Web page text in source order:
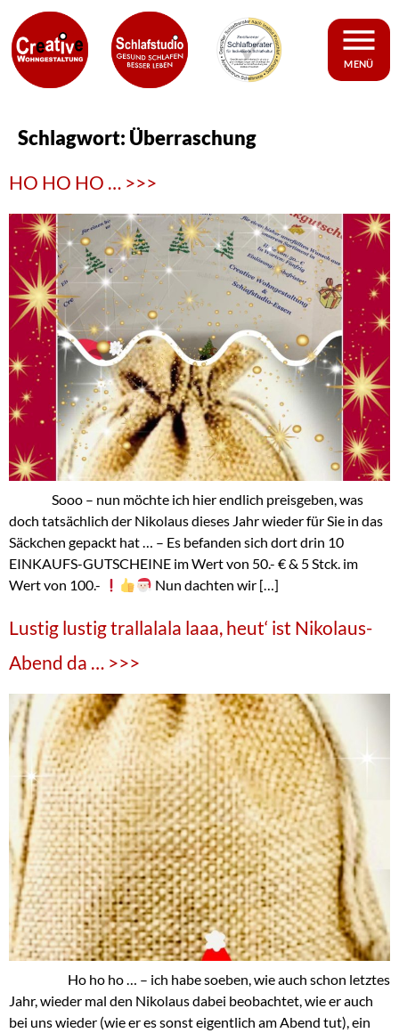
MENÜ
Schlagwort: Überraschung
HO HO HO … >>>
Sooo – nun möchte ich hier endlich preisgeben, was
doch tatsächlich der Nikolaus dieses Jahr wieder für Sie in das
Säckchen gepackt hat … – Es befanden sich dort drin 10
EINKAUFS-GUTSCHEINE im Wert von 50.- € & 5 Stck. im
Wert von 100.-
Nun dachten wir […]
Lustig lustig trallalala laaa, heut‘ ist Nikolaus-
Abend da … >>>
Ho ho ho … – ich habe soeben, wie auch schon letztes
Jahr, wieder mal den Nikolaus dabei beobachtet, wie er auch
bei uns wieder (wie er es sonst eigentlich am Abend tut), ein